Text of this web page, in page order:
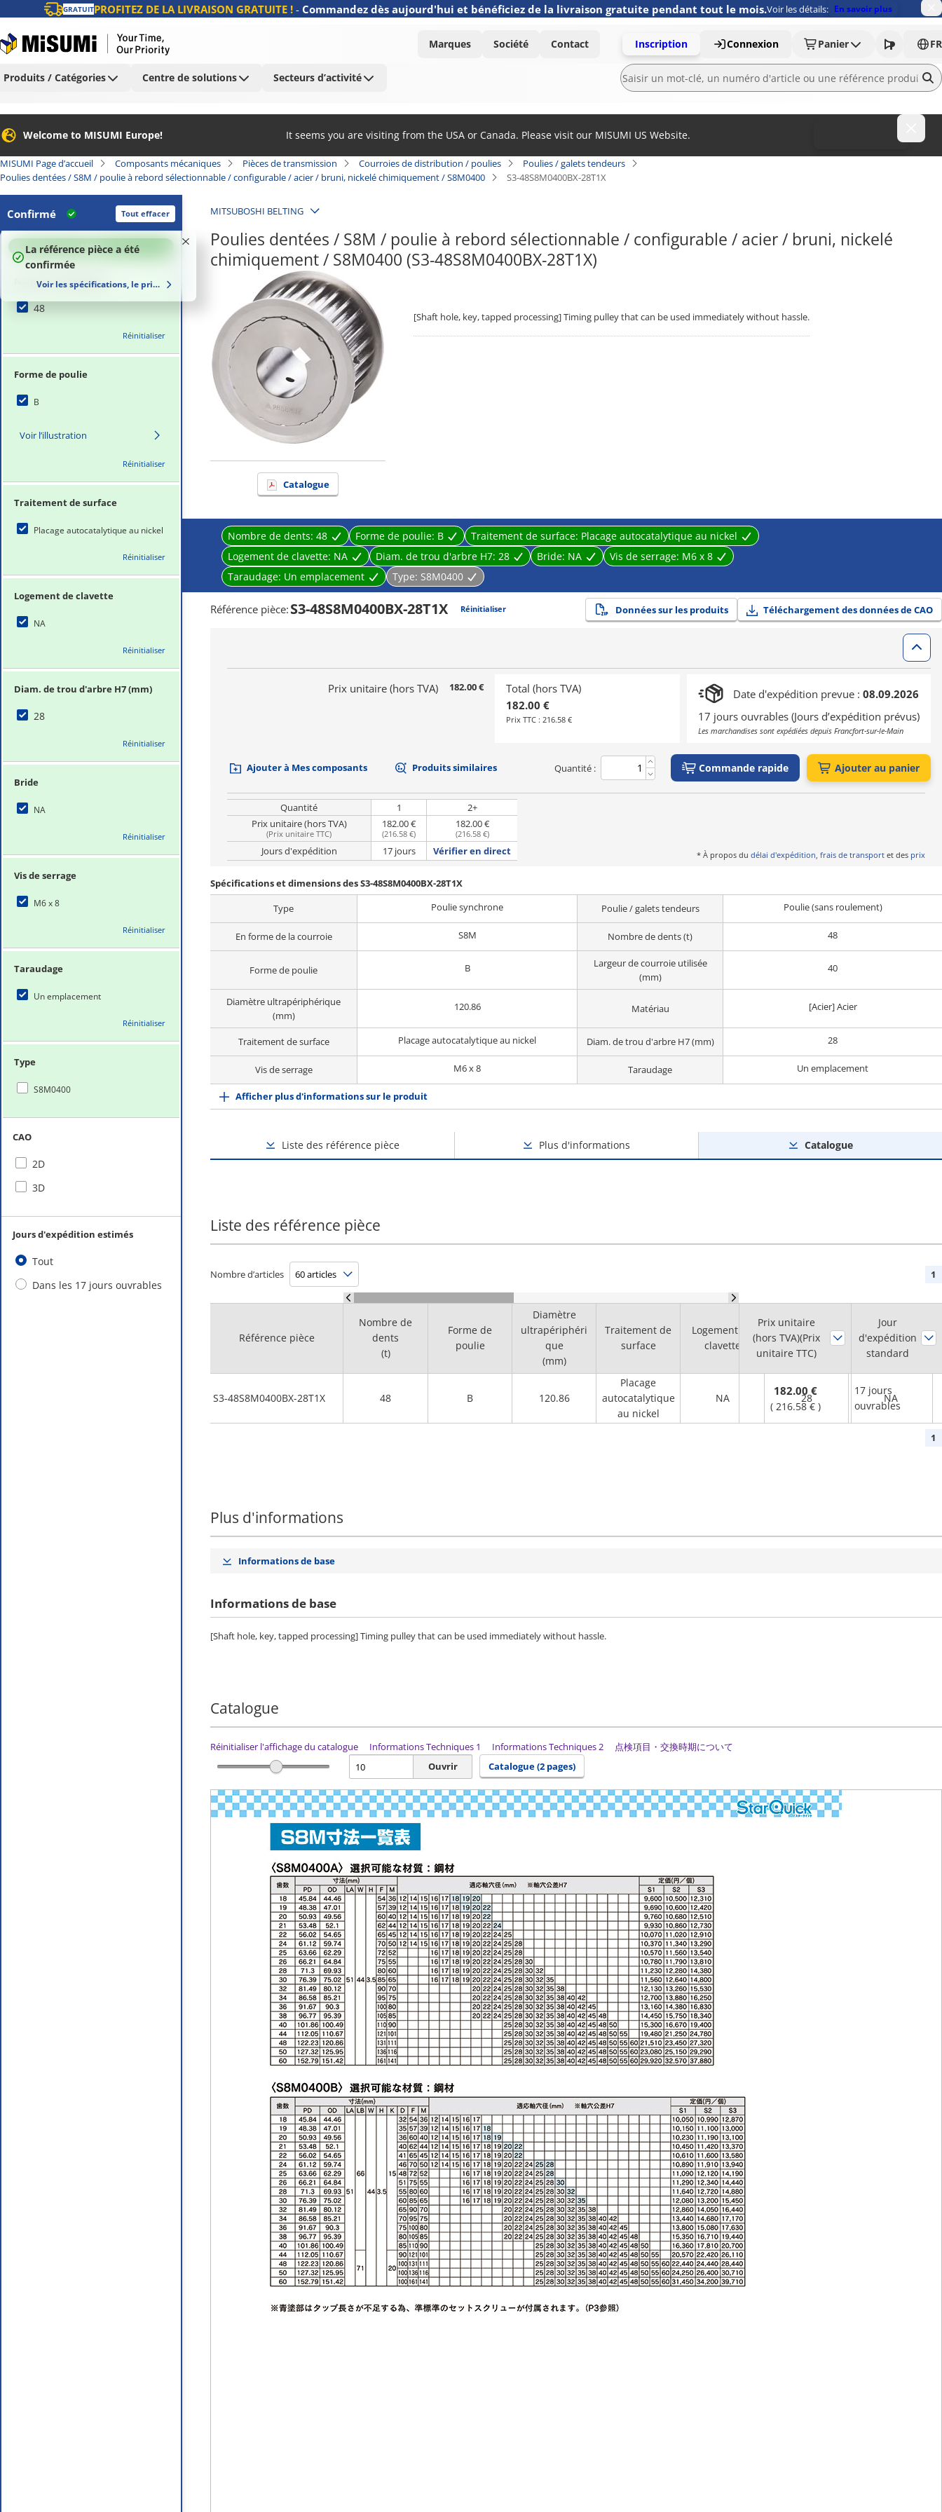
GRATUITPROFITEZ DE LA LIVRAISON GRATUITE !- Commandez dès aujourd'hui et bénéficiez de la livraison gratuite pendant tout le mois.Voir les détails: En savoir plus
Marques Société Contact Inscription Connexion Panier FR
Produits / Catégories Centre de solutions Secteurs d’activité
Welcome to MISUMI Europe! It seems you are visiting from the USA or Canada. Please visit our MISUMI US Website.
MISUMI Page d’accueil Composants mécaniques Pièces de transmission Courroies de distribution / poulies
Poulies / galets tendeurs
Poulies dentées / S8M / poulie à rebord sélectionnable / configurable / acier / bruni, nickelé chimiquement / S8M0400
S3-48S8M0400BX-28T1X
Confirmé Tout effacer
100%
La référence pièce a été
confirmée
Voir les spécifications, le prix et le délai de livraison
Nombre de dents (t)
48
Réinitialiser
Forme de poulie
B
Voir l’illustration
Réinitialiser
Traitement de surface
Placage autocatalytique au nickel
Réinitialiser
Logement de clavette
NA
Réinitialiser
Diam. de trou d'arbre H7 (mm)
28
Réinitialiser
Bride
NA
Réinitialiser
Vis de serrage
M6 x 8
Réinitialiser
Taraudage
Un emplacement
Réinitialiser
Type
S8M0400
CAO
2D
3D
Jours d'expédition estimés
Tout
Dans les 17 jours ouvrables
MITSUBOSHI BELTING
Poulies dentées / S8M / poulie à rebord sélectionnable / configurable / acier / bruni, nickelé
chimiquement / S8M0400 (S3-48S8M0400BX-28T1X)
Catalogue
[Shaft hole, key, tapped processing] Timing pulley that can be used immediately without hassle.
Nombre de dents: 48 Forme de poulie: B Traitement de surface: Placage autocatalytique au nickel
Logement de clavette: NA Diam. de trou d'arbre H7: 28 Bride: NA Vis de serrage: M6 x 8
Taraudage: Un emplacement Type: S8M0400
Référence pièce: S3-48S8M0400BX-28T1X Réinitialiser Données sur les produits Téléchargement des données de CAO
Prix unitaire (hors TVA) 182.00 €
Total (hors TVA)
182.00 €
Prix TTC : 216.58 €
Date d'expédition prevue : 08.09.2026
17 jours ouvrables (Jours d’expédition prévus)
Les marchandises sont expédiées depuis Francfort-sur-le-Main
Ajouter à Mes composants Produits similaires Quantité : Commande rapide Ajouter au panier
Quantité 1
2+
Prix unitaire (hors TVA)
(Prix unitaire TTC)
182.00 €
(216.58 €)
182.00 €
(216.58 €)
Jours d'expédition 17 jours Vérifier en direct * À propos du délai d'expédition, frais de transport et des prix
Spécifications et dimensions des S3-48S8M0400BX-28T1X
Type
Poulie synchrone Poulie / galets tendeurs Poulie (sans roulement)
En forme de la courroie S8M Nombre de dents (t) 48
Forme de poulie B
Largeur de courroie utilisée
(mm)
40
Diamètre ultrapériphérique
(mm)
120.86 Matériau [Acier] Acier
Traitement de surface Placage autocatalytique au nickel Diam. de trou d'arbre H7 (mm) 28
Vis de serrage M6 x 8 Taraudage Un emplacement
Afficher plus d'informations sur le produit
Liste des référence pièce Plus d'informations Catalogue
Liste des référence pièce
Nombre d’articles 1
Référence pièce
S3-48S8M0400BX-28T1X
Nombre de
dents
(t)
Forme de
poulie
Diamètre
ultrapériphéri
que
(mm)
Traitement de
surface
Logement de
clavette
Diam. de trou
d'arbre H7
(mm)
Bride
48 B 120.86
Placage
autocatalytique
au nickel
NA 28 NA
Prix unitaire
(hors TVA)(Prix
unitaire TTC)
Jour
d'expédition
standard
182.00 €
( 216.58 € )
17 jours
ouvrables
1
Plus d'informations
Informations de base
Informations de base
[Shaft hole, key, tapped processing] Timing pulley that can be used immediately without hassle.
Catalogue
Réinitialiser l'affichage du catalogue Informations Techniques 1 Informations Techniques 2
点検項目・交換時期について
Ouvrir
Catalogue (2 pages)